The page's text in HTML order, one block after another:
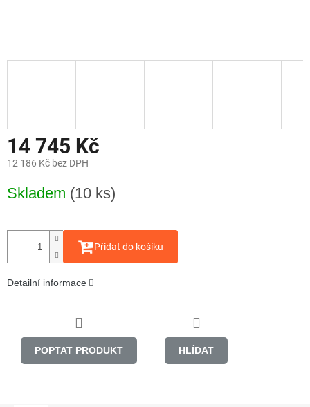
14 745 Kč
12 186 Kč bez DPH
cena:
Skladem (10 ks)
Přidat do košíku
Detailní informace
POPTAT PRODUKT HLÍDAT